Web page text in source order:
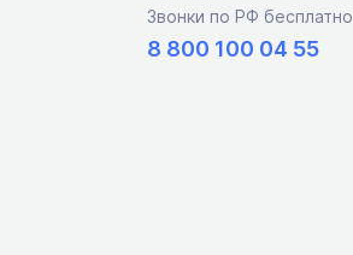
Звонки по РФ бесплатно
8 800 100 04 55